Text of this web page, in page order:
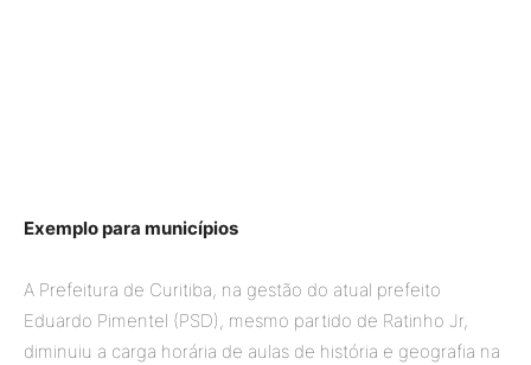
Exemplo para municípios
A Prefeitura de Curitiba, na gestão do atual prefeito
Eduardo Pimentel (PSD), mesmo partido de Ratinho Jr,
diminuiu a carga horária de aulas de história e geografia na